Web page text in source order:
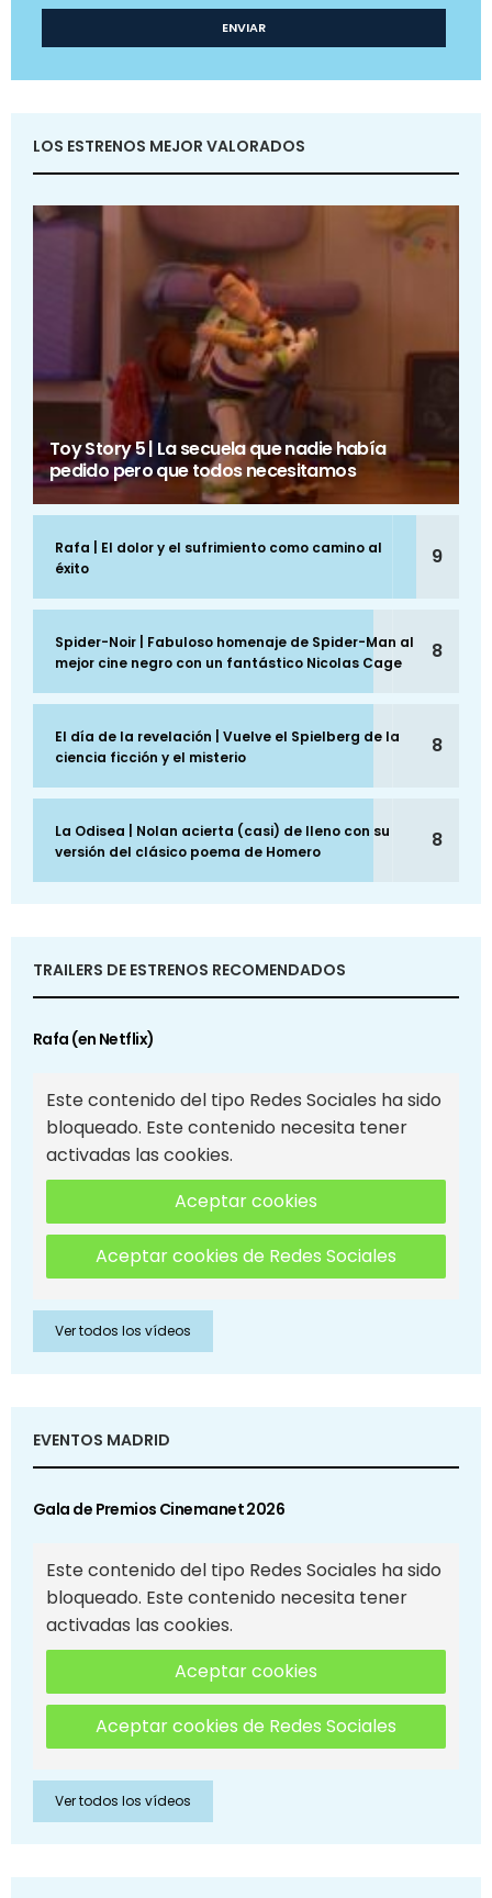
LOS ESTRENOS MEJOR VALORADOS
Toy Story 5 | La secuela que nadie había
pedido pero que todos necesitamos
Rafa | El dolor y el sufrimiento como camino al
éxito
9
Spider-Noir | Fabuloso homenaje de Spider-Man al
mejor cine negro con un fantástico Nicolas Cage
8
El día de la revelación | Vuelve el Spielberg de la
ciencia ficción y el misterio
8
La Odisea | Nolan acierta (casi) de lleno con su
versión del clásico poema de Homero
8
TRAILERS DE ESTRENOS RECOMENDADOS
Rafa (en Netflix)
Este contenido del tipo Redes Sociales ha sido
bloqueado. Este contenido necesita tener
activadas las cookies.
Aceptar cookies
Aceptar cookies de Redes Sociales
Ver todos los vídeos
EVENTOS MADRID
Gala de Premios Cinemanet 2026
Este contenido del tipo Redes Sociales ha sido
bloqueado. Este contenido necesita tener
activadas las cookies.
Aceptar cookies
Aceptar cookies de Redes Sociales
Ver todos los vídeos